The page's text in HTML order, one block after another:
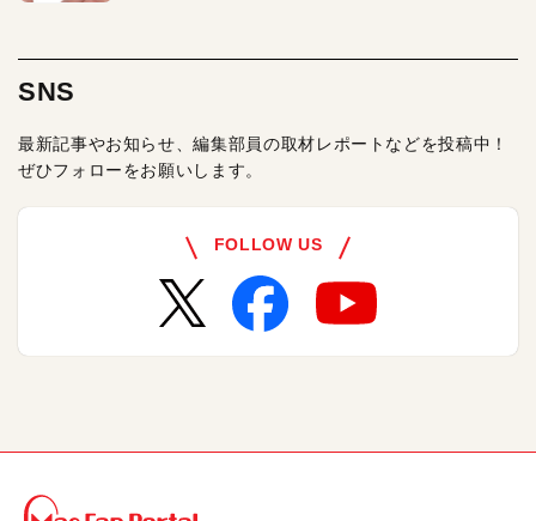
SNS
最新記事やお知らせ、編集部員の取材レポートなどを投稿中！
ぜひフォローをお願いします。
FOLLOW US